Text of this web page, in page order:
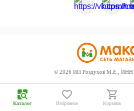
© 2026 ИП Роздухов М.Е., ИНН
Каталог Избранное Корзина